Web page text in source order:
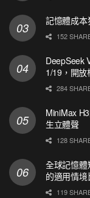
記憶體成
152
DeepSeek
1/19，開放
284
MiniMax
生立體聲
128
全球記憶體
的適用情
119